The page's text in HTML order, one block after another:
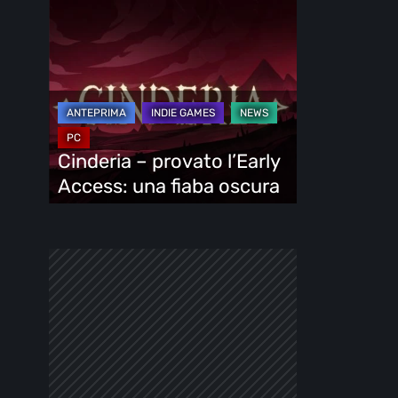
l’Early
Access:
una
fiaba
oscura
Cinderia – provato l’Early
Access: una fiaba oscura